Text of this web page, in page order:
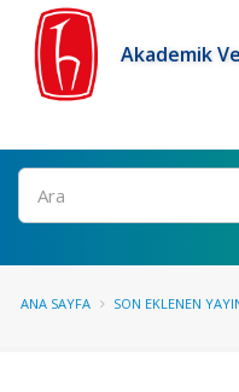
Akademik
Ara
ANA SAYFA SON EKLENEN